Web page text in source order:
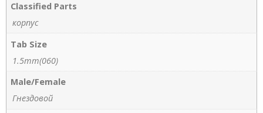
Classified Parts
корпус
Tab Size
1.5mm(060)
Male/Female
Гнездовой